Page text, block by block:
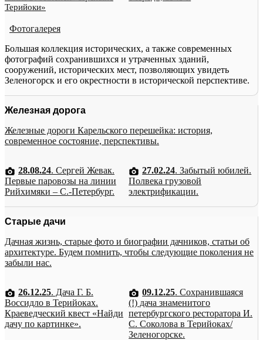
Терийоки»
Фотогалерея
Большая коллекция исторических, а также современных
фотографий сохранившихся и утраченных зданий,
сооружений, исторических мест, позволяющих увидеть
Зеленогорск и его окрестности в исторической перспективе.
Железная дорога
Железные дороги Карельского перешейка: история,
современное состояние, перспективы.
28.08.24. Сергей Жевак.
Первые паровозы на линии
Рийхимяки – С.-Петербург.
27.02.24. Забытый юбилей.
Полвека грузовой
электрификации.
Старые дачи
Дачная жизнь, старые фото и биографии дачников, статьи об
архитектуре. Будем помнить, чтобы следующие поколения не
забыли нас.
26.12.25. Дача Г. Б.
Воссидло в Терийоках.
Краеведческий квест «Найди
дачу по картинке».
09.12.25. Сохранившаяся
(!) дача знаменитого
петербургского ресторатора И.
С. Соколова в Терийоках/
Зеленогорске.